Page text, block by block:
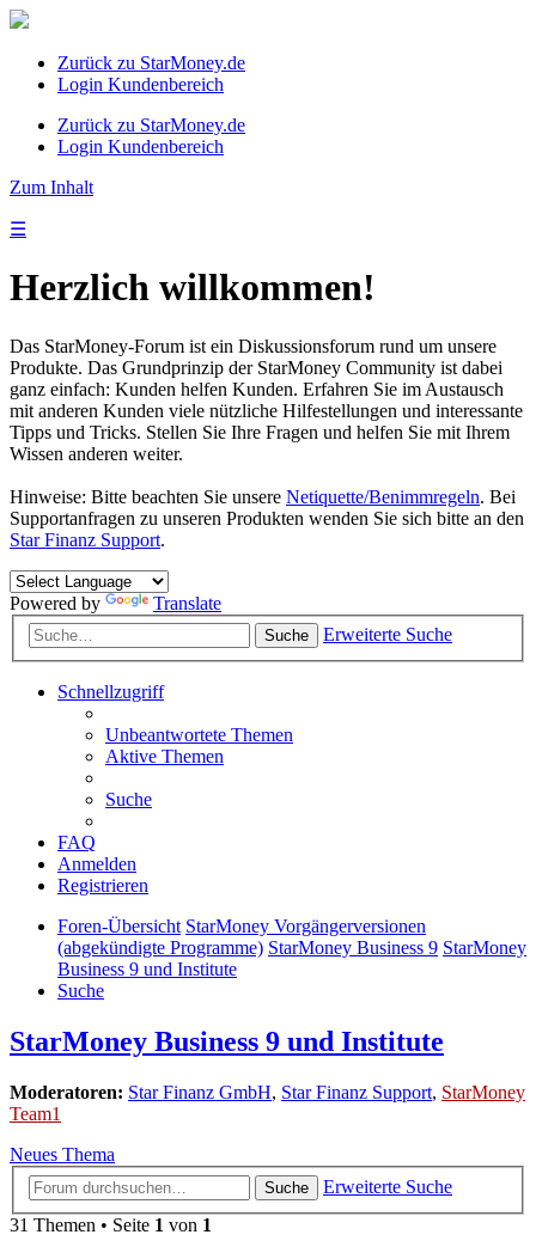
Zurück zu StarMoney.de
Login Kundenbereich
Zurück zu StarMoney.de
Login Kundenbereich
Zum Inhalt
☰
Herzlich willkommen!
Das StarMoney-Forum ist ein Diskussionsforum rund um unsere
Produkte. Das Grundprinzip der StarMoney Community ist dabei
ganz einfach: Kunden helfen Kunden. Erfahren Sie im Austausch
mit anderen Kunden viele nützliche Hilfestellungen und interessante
Tipps und Tricks. Stellen Sie Ihre Fragen und helfen Sie mit Ihrem
Wissen anderen weiter.
Hinweise: Bitte beachten Sie unsere Netiquette/Benimmregeln. Bei
Supportanfragen zu unseren Produkten wenden Sie sich bitte an den
Star Finanz Support.
Powered by Translate
Suche Erweiterte Suche
Schnellzugriff
Unbeantwortete Themen
Aktive Themen
Suche
FAQ
Anmelden
Registrieren
Foren-Übersicht StarMoney Vorgängerversionen
(abgekündigte Programme) StarMoney Business 9 StarMoney
Business 9 und Institute
Suche
StarMoney Business 9 und Institute
Moderatoren: Star Finanz GmbH, Star Finanz Support, StarMoney
Team1
Neues Thema
Suche
Erweiterte Suche
31 Themen • Seite 1 von 1